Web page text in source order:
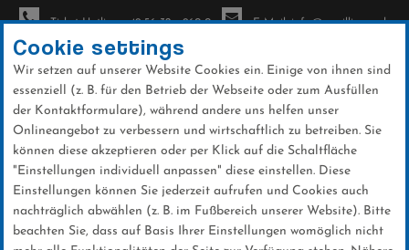
Direkt
zum
Inhalt
Ticket-Hotline: +49 56 32 - 960-0 E-Mail: info@sc-willingen.de
News
Cookie settings
Wir setzen auf unserer Website Cookies ein. Einige von ihnen sind
essenziell (z. B. für den Betrieb der Webseite oder zum Ausfüllen
der Kontaktformulare), während andere uns helfen unser
Onlineangebot zu verbessern und wirtschaftlich zu betreiben. Sie
können diese akzeptieren oder per Klick auf die Schaltfläche
"Einstellungen individuell anpassen" diese einstellen. Diese
Einstellungen können Sie jederzeit aufrufen und Cookies auch
nachträglich abwählen (z. B. im Fußbereich unserer Website). Bitte
beachten Sie, dass auf Basis Ihrer Einstellungen womöglich nicht